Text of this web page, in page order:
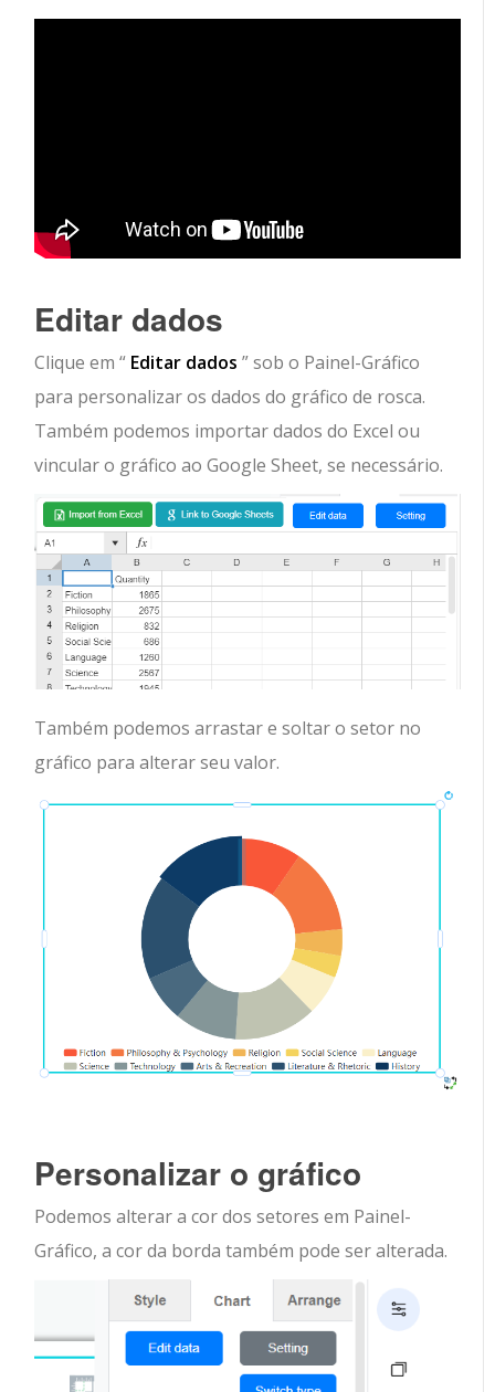
Editar dados
Clique em “ Editar dados ” sob o Painel-Gráfico
para personalizar os dados do gráfico de rosca.
Também podemos importar dados do Excel ou
vincular o gráfico ao Google Sheet, se necessário.
Também podemos arrastar e soltar o setor no
gráfico para alterar seu valor.
Personalizar o gráfico
Podemos alterar a cor dos setores em Painel-
Gráfico, a cor da borda também pode ser alterada.